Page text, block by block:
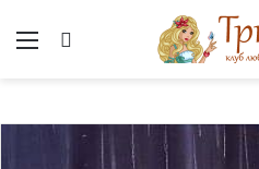
Меню